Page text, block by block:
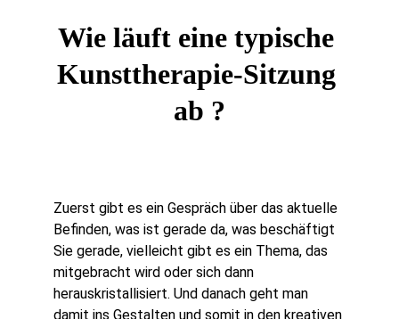
Wie läuft eine typische
Kunsttherapie-Sitzung
ab ?
Zuerst gibt es ein Gespräch über das aktuelle
Befinden, was ist gerade da, was beschäftigt
Sie gerade, vielleicht gibt es ein Thema, das
mitgebracht wird oder sich dann
herauskristallisiert. Und danach geht man
damit ins Gestalten und somit in den kreativen